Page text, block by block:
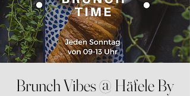
Brunch Vibes @ Häfele By